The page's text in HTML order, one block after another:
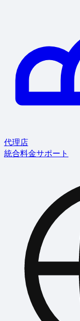
代理店
統合料金サポート